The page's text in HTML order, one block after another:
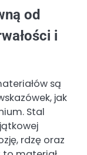
od
i
są
jak
Stal
rdzę oraz